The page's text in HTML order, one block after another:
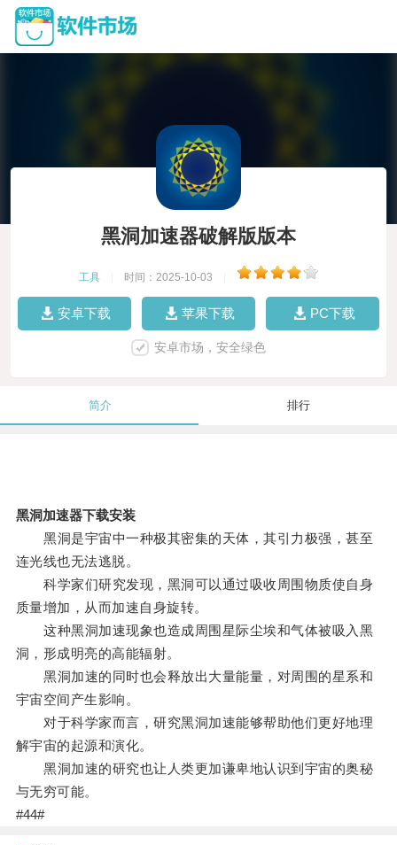
黑洞加速器破解版版本
工具 时间：2025-10-03
安卓下载 苹果下载 PC下载
安卓市场，安全绿色
简介 排行
黑洞加速器下载安装
黑洞是宇宙中一种极其密集的天体，其引力极强，甚至
连光线也无法逃脱。
科学家们研究发现，黑洞可以通过吸收周围物质使自身
质量增加，从而加速自身旋转。
这种黑洞加速现象也造成周围星际尘埃和气体被吸入黑
洞，形成明亮的高能辐射。
黑洞加速的同时也会释放出大量能量，对周围的星系和
宇宙空间产生影响。
对于科学家而言，研究黑洞加速能够帮助他们更好地理
解宇宙的起源和演化。
黑洞加速的研究也让人类更加谦卑地认识到宇宙的奥秘
与无穷可能。
#44#